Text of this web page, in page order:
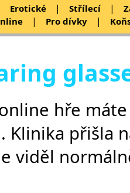
Erotické | Střílecí |
| Pro dívky |
hře
Klinika přišla
viděl